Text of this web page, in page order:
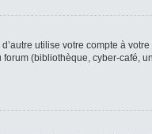
utilise votre compte à
(bibliothèque, cyber-café,